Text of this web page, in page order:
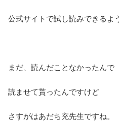
公式サイトで試し読みできるよ
まだ、読んだことなかったんで
読ませて貰ったんですけど
さすがはあだち充先生ですね。